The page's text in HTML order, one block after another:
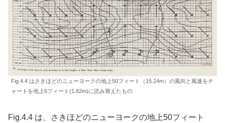
Fig.4.4 はさきほどのニューヨークの地上50フィート（15.24m）の風向と風速をチ
ャートを地上6フィート(1.82m)に読み替えたもの
Fig.4.4 は、さきほどのニューヨークの地上50フィート